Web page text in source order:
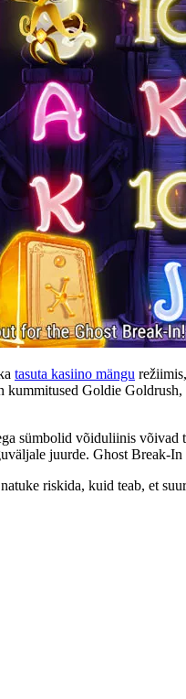
tasuta kasiino mängu
Goldie
sümbolid võiduliinis
juurde. Ghost Break-
riskida, kuid teab, et